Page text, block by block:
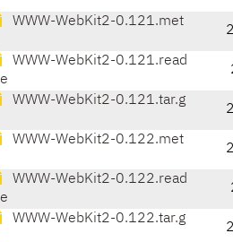
WWW-WebKit2-0.121.met
WWW-WebKit2-0.121.read
WWW-WebKit2-0.121.tar.g
WWW-WebKit2-0.122.met
WWW-WebKit2-0.122.read
WWW-WebKit2-0.122.tar.g